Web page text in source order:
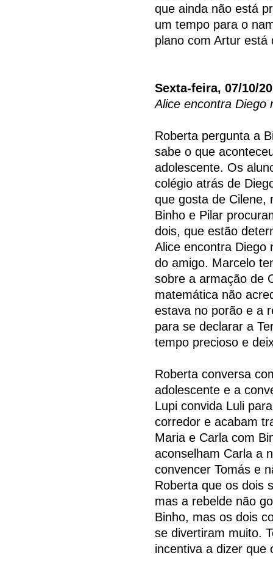
que ainda não está
um tempo para o
plano com Artur está
Sexta-feira, 07/10/
Alice encontra Diego
Roberta pergunta a
sabe o que
adolescente. Os
colégio atrás de
que gosta de Cilene,
Binho e Pilar
dois, que estão
Alice encontra Diego
do amigo. Marcelo
sobre a armação de
matemática não
estava no porão e a
para se declarar a
tempo precioso e
Roberta conversa
adolescente e a
Lupi convida Luli
corredor e acabam
Maria e Carla com
aconselham Carla a
convencer Tomás e
Roberta que os dois
mas a rebelde não
Binho, mas os dois
se divertiram muito.
incentiva a dizer que